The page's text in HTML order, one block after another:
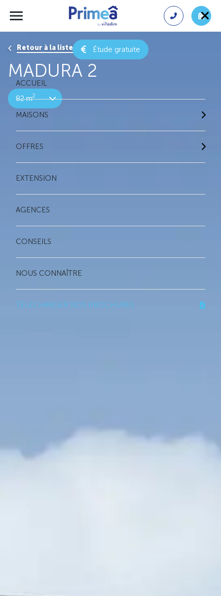
Étude gratuite
ACCUEIL
MAISONS
OFFRES
EXTENSION
AGENCES
CONSEILS
NOUS CONNAÎTRE
TÉLÉCHARGER NOS BROCHURES
Retour à la liste des résultats
MADURA 2
82 m2